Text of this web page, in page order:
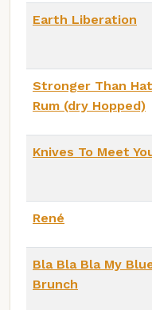
Earth Liberation
Stronger Than
Rum (dry Hopped)
Knives To Meet
René
Bla Bla Bla My
Brunch